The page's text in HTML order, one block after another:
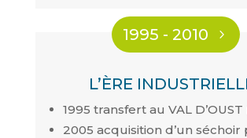
1995 - 2010
L’ÈRE
1995 transfert au VAL D’OUST
2005 acquisition d’un séchoir